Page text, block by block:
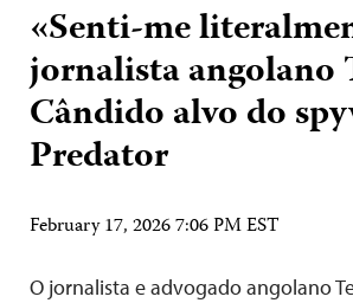
«Senti-me
jornalista angolano
Cândido alvo do
Predator
February 17, 2026 7:06 PM EST
O jornalista e advogado angolano